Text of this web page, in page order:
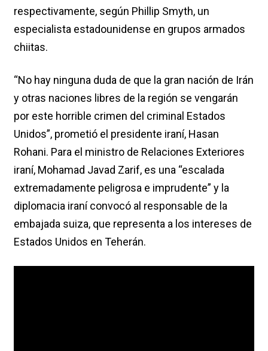
respectivamente, según Phillip Smyth, un
especialista estadounidense en grupos armados
chiitas.
“No hay ninguna duda de que la gran nación de Irán
y otras naciones libres de la región se vengarán
por este horrible crimen del criminal Estados
Unidos”, prometió el presidente iraní, Hasan
Rohani. Para el ministro de Relaciones Exteriores
iraní, Mohamad Javad Zarif, es una “escalada
extremadamente peligrosa e imprudente” y la
diplomacia iraní convocó al responsable de la
embajada suiza, que representa a los intereses de
Estados Unidos en Teherán.